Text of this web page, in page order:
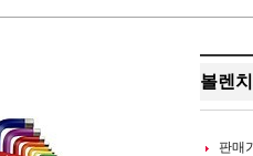
볼렌
판매